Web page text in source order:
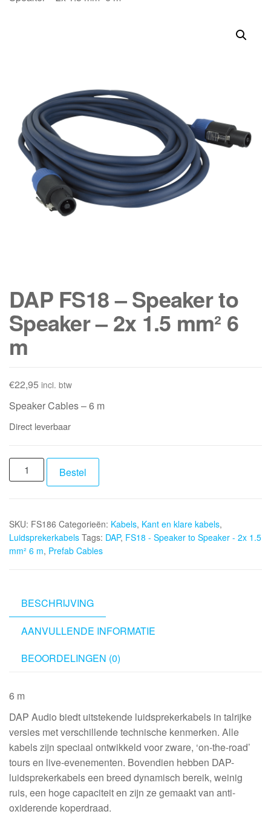
DAP FS18 – Speaker to
Speaker – 2x 1.5 mm² 6
m
€22,95 incl. btw
Speaker Cables – 6 m
Direct leverbaar
DAP
FS18
to
Speaker
-
mm²
6
Bestel
SKU: FS186 Categorieën: Kabels, Kant en klare kabels,
Luidsprekerkabels Tags: DAP, FS18 - Speaker to Speaker - 2x 1.5
mm² 6 m, Prefab Cables
BESCHRIJVING
AANVULLENDE INFORMATIE
BEOORDELINGEN (0)
6 m
DAP Audio biedt uitstekende luidsprekerkabels in talrijke
versies met verschillende technische kenmerken. Alle
kabels zijn speciaal ontwikkeld voor zware, ‘on-the-road’
tours en live-evenementen. Bovendien hebben DAP-
luidsprekerkabels een breed dynamisch bereik, weinig
ruis, een hoge capaciteit en zijn ze gemaakt van anti-
oxiderende koperdraad.